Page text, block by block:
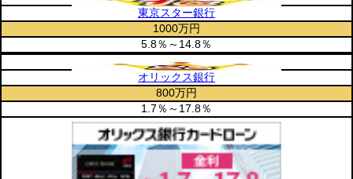
東京スター銀行
1000万円
5.8％～14.8％
オリックス銀行
800万円
1.7％～17.8％